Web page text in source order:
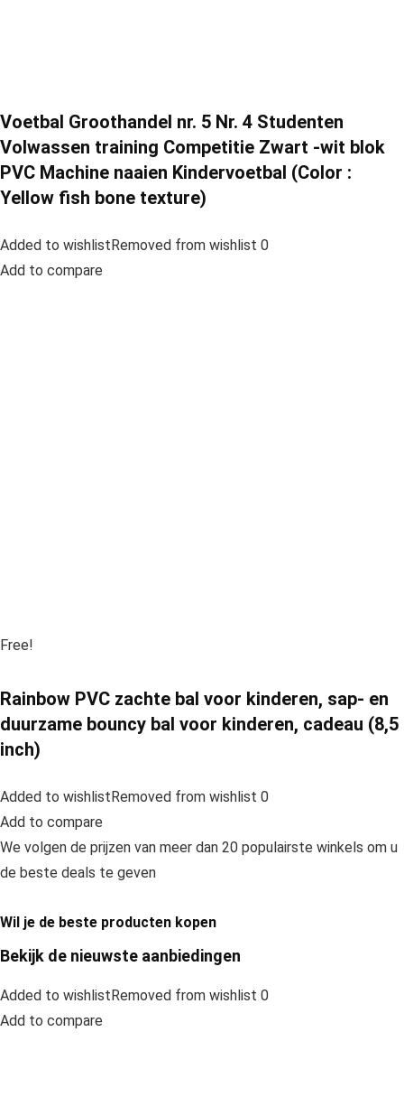
Voetbal Groothandel nr. 5 Nr. 4 Studenten
Volwassen training Competitie Zwart -wit blok
PVC Machine naaien Kindervoetbal (Color :
Yellow fish bone texture)
Added to wishlistRemoved from wishlist 0
Add to compare
Free!
Rainbow PVC zachte bal voor kinderen, sap- en
duurzame bouncy bal voor kinderen, cadeau (8,5
inch)
Added to wishlistRemoved from wishlist 0
Add to compare
We volgen de prijzen van meer dan 20 populairste winkels om u
de beste deals te geven
Wil je de beste producten kopen
Bekijk de nieuwste aanbiedingen
Added to wishlistRemoved from wishlist 0
Add to compare